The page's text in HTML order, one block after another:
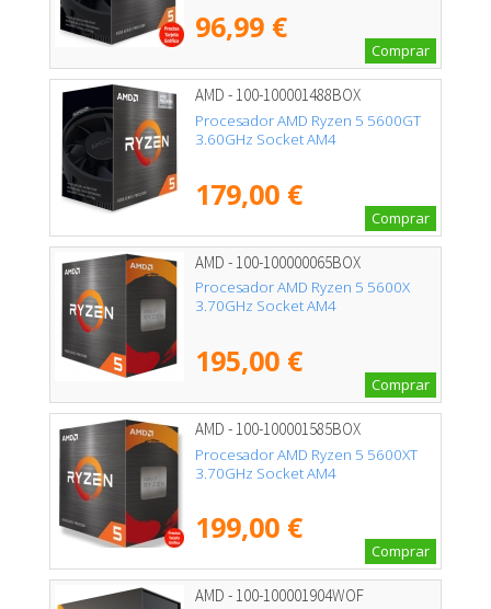
96,99 €
Comprar
AMD - 100-100001488BOX
Procesador AMD Ryzen 5 5600GT
3.60GHz Socket AM4
179,00 €
Comprar
AMD - 100-100000065BOX
Procesador AMD Ryzen 5 5600X
3.70GHz Socket AM4
195,00 €
Comprar
AMD - 100-100001585BOX
Procesador AMD Ryzen 5 5600XT
3.70GHz Socket AM4
199,00 €
Comprar
AMD - 100-100001904WOF